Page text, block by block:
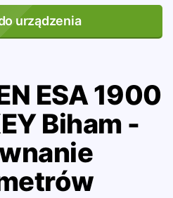
urządzenia
ESA 1900
Biham -